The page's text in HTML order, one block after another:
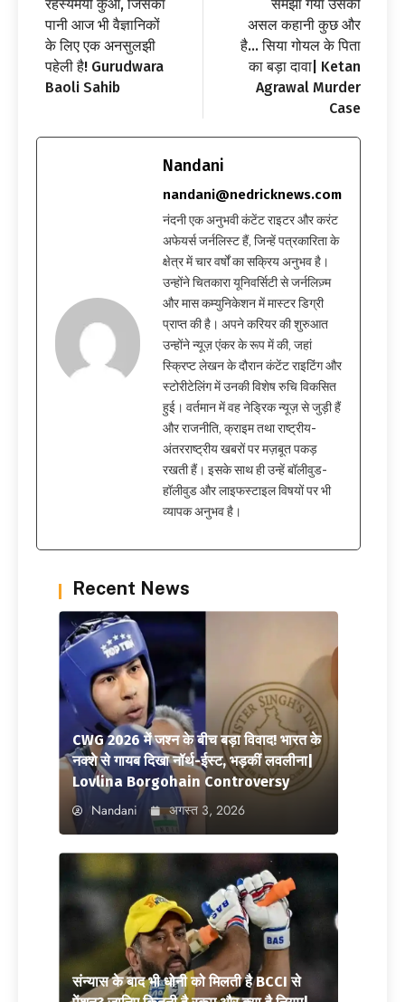
रहस्यमयी कुआँ, जिसका
पानी आज भी वैज्ञानिकों
के लिए एक अनसुलझी
पहेली है! Gurudwara
Baoli Sahib
समझा गया उसकी
असल कहानी कुछ और
है… सिया गोयल के पिता
का बड़ा दावा| Ketan
Agrawal Murder
Case
Nandani
nandani@nedricknews.com
नंदनी एक अनुभवी कंटेंट राइटर और करंट
अफेयर्स जर्नलिस्ट हैं, जिन्हें पत्रकारिता के
क्षेत्र में चार वर्षों का सक्रिय अनुभव है।
उन्होंने चितकारा यूनिवर्सिटी से जर्नलिज़्म
और मास कम्युनिकेशन में मास्टर डिग्री
प्राप्त की है। अपने करियर की शुरुआत
उन्होंने न्यूज़ एंकर के रूप में की, जहां
स्क्रिप्ट लेखन के दौरान कंटेंट राइटिंग और
स्टोरीटेलिंग में उनकी विशेष रुचि विकसित
हुई। वर्तमान में वह नेड्रिक न्यूज़ से जुड़ी हैं
और राजनीति, क्राइम तथा राष्ट्रीय-
अंतरराष्ट्रीय खबरों पर मज़बूत पकड़
रखती हैं। इसके साथ ही उन्हें बॉलीवुड-
हॉलीवुड और लाइफस्टाइल विषयों पर भी
व्यापक अनुभव है।
Recent News
CWG 2026 में जश्न के बीच बड़ा विवाद! भारत के
नक्शे से गायब दिखा नॉर्थ-ईस्ट, भड़कीं लवलीना|
Lovlina Borgohain Controversy
Nandani अगस्त 3, 2026
संन्यास के बाद भी धोनी को मिलती है BCCI से